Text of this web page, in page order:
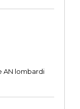
AN lombardi